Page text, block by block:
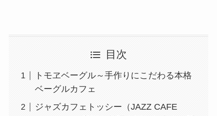
目次
トモヱベーグル～手作りにこだわる本格
ベーグルカフェ
ジャズカフェトッシー（JAZZ CAFE